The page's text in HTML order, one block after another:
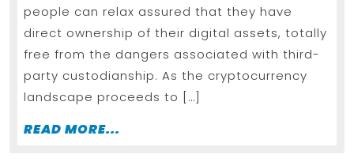
people can relax assured that they have
direct ownership of their digital assets, totally
free from the dangers associated with third-
party custodianship. As the cryptocurrency
landscape proceeds to […]
READ MORE...